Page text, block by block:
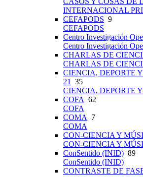
INTERNACIONAL
CEFAPODS 9
CEFAPODS
Centro Investigación
Centro Investigación
CHARLAS DE
CHARLAS DE
CIENCIA, DEPORTE
21
35
CIENCIA, DEPORTE
COFA 62
COFA
COMA
7
COMA
CON-CIENCIA Y
CON-CIENCIA Y
ConSentido (INID) 89
ConSentido (INID)
CONTRASTE DE